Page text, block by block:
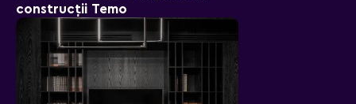
construcții Temo